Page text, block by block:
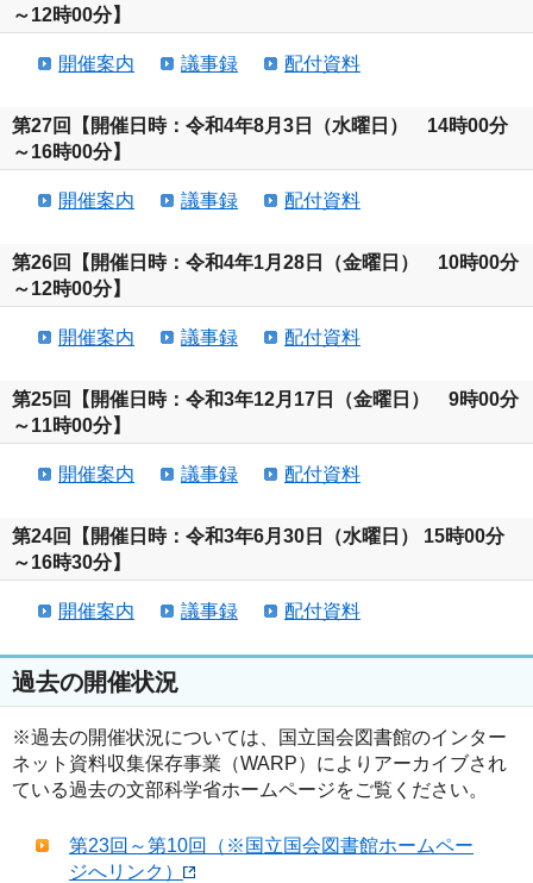
～12時00分】
開催案内 議事録 配付資料
第27回【開催日時：令和4年8月3日（水曜日） 14時00分
～16時00分】
開催案内 議事録 配付資料
第26回【開催日時：令和4年1月28日（金曜日） 10時00分
～12時00分】
開催案内 議事録 配付資料
第25回【開催日時：令和3年12月17日（金曜日） 9時00分
～11時00分】
開催案内 議事録 配付資料
第24回【開催日時：令和3年6月30日（水曜日） 15時00分
～16時30分】
開催案内 議事録 配付資料
過去の開催状況
※過去の開催状況については、国立国会図書館のインター
ネット資料収集保存事業（WARP）によりアーカイブされ
ている過去の文部科学省ホームページをご覧ください。
第23回～第10回（※国立国会図書館ホームペー
ジへリンク）